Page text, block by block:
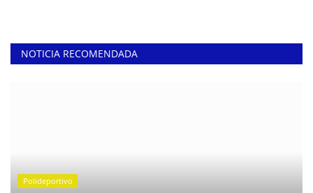
NOTICIA RECOMENDADA
Polideportivo